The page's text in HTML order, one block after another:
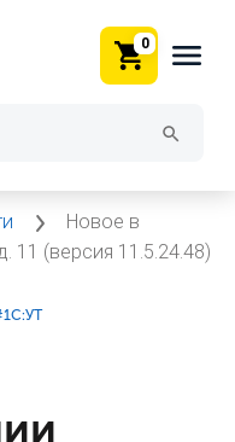
0
Новое в
11 (версия 11.5.24.48)